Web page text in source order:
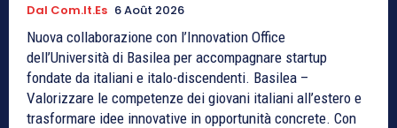
Dal Com.It.Es 6 Août 2026
Nuova collaborazione con l’Innovation Office
dell’Università di Basilea per accompagnare startup
fondate da italiani e italo-discendenti. Basilea –
Valorizzare le competenze dei giovani italiani all’estero e
trasformare idee innovative in opportunità concrete. Con